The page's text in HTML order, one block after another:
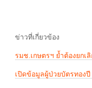
ข่าวที่เกี่ยวข้อง
รมช.เกษตรฯ ย้ำต้องยกเ
เปิดข้อมูลผู้ป่วยบัตรทอง